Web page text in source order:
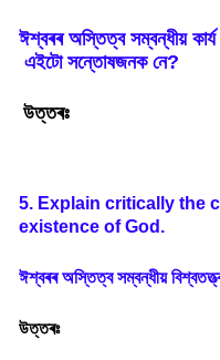
ঈশ্বৰৰ অস্তিত্ব সম্বন্ধীয় কাৰ্য
এইটো সন্তোষজনক নে?
উত্তৰঃ
5. Explain critically the
existence of God.
ঈশ্বৰৰ অস্তিত্ব সম্বন্ধীয়
উত্তৰঃ